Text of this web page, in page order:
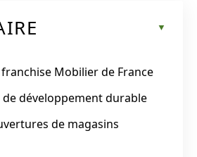
Mobilier de France
développement durable
de magasins